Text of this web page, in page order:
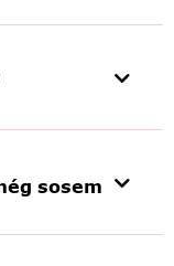
sosem